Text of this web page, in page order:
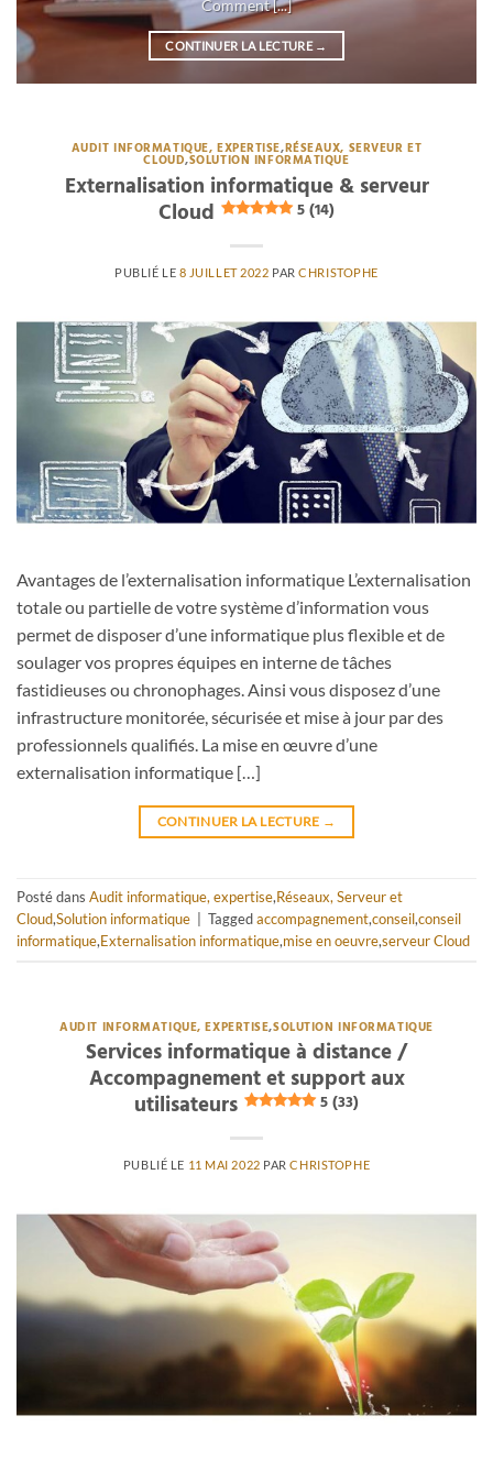
Comment [...]
CONTINUER LA LECTURE →
AUDIT INFORMATIQUE, EXPERTISE,RÉSEAUX, SERVEUR ET
CLOUD,SOLUTION INFORMATIQUE
Externalisation informatique & serveur
Cloud
5 (14)
PUBLIÉ LE 8 JUILLET 2022 PARCHRISTOPHE
Avantages de l’externalisation informatique L’externalisation
totale ou partielle de votre système d’information vous
permet de disposer d’une informatique plus flexible et de
soulager vos propres équipes en interne de tâches
fastidieuses ou chronophages. Ainsi vous disposez d’une
infrastructure monitorée, sécurisée et mise à jour par des
professionnels qualifiés. La mise en œuvre d’une
externalisation informatique […]
CONTINUER LA LECTURE →
Posté dans Audit informatique, expertise,Réseaux, Serveur et
Cloud,Solution informatique Taggedaccompagnement,conseil,conseil
informatique,Externalisation informatique,mise en oeuvre,serveur Cloud
AUDIT INFORMATIQUE, EXPERTISE,SOLUTION INFORMATIQUE
Services informatique à distance /
Accompagnement et support aux
utilisateurs
5 (33)
PUBLIÉ LE 11 MAI 2022 PARCHRISTOPHE